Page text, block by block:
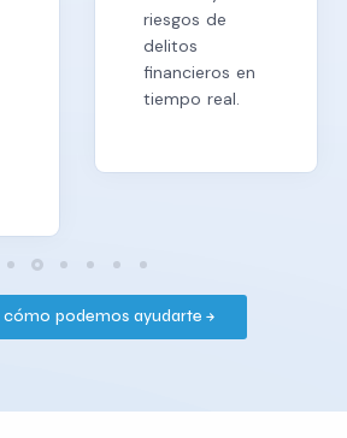
Conoce a tu
inversionista y
los posibles
riesgos de AML
podemos ayudarte